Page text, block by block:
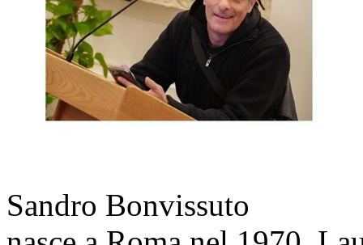
Sandro Bonvissuto